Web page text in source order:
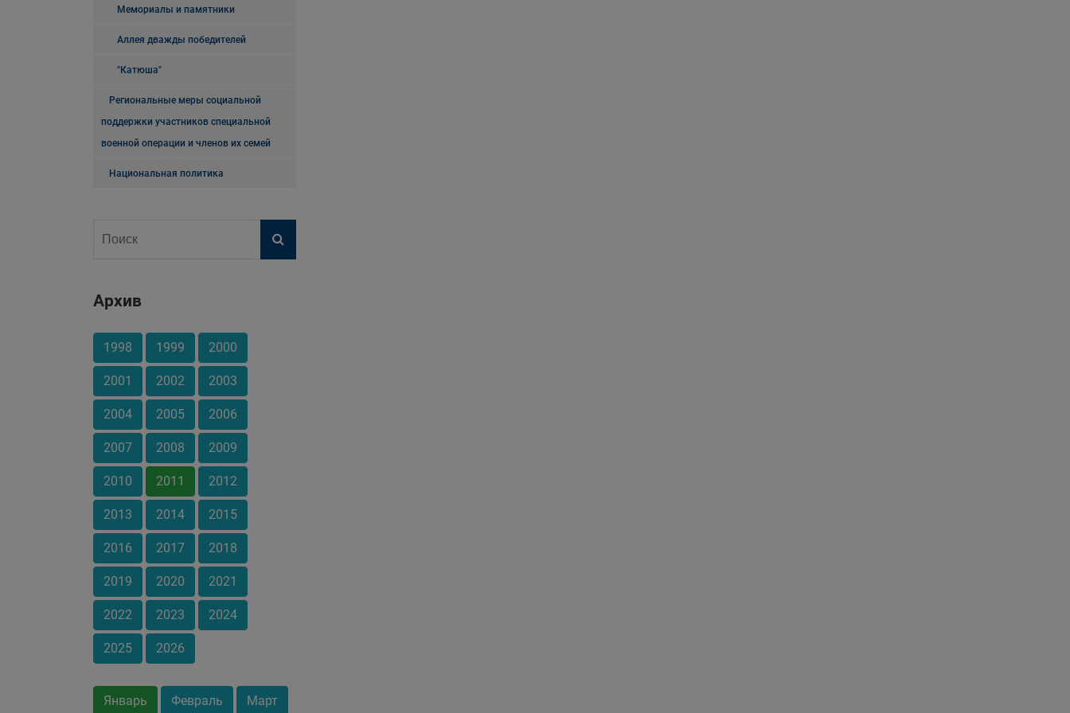
Мемориалы и памятники
Аллея дважды победителей
"Катюша"
Региональные меры социальной
поддержки участников специальной
военной операции и членов их семей
Национальная политика
Архив
1998 1999 2000
2001 2002 2003
2004 2005 2006
2007 2008 2009
2010 2011 2012
2013 2014 2015
2016 2017 2018
2019 2020 2021
2022 2023 2024
2025 2026
Январь Февраль Март